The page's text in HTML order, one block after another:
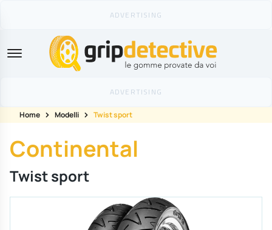
GripDetective
Home Modelli Twist sport
Continental
Twist sport